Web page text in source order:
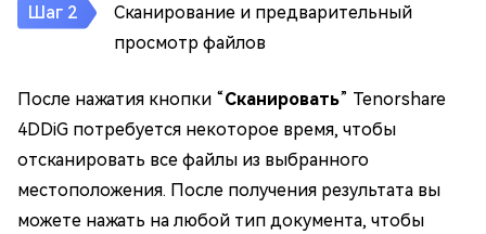
Сканирование и предварительный
просмотр файлов
После нажатия кнопки “Сканировать” Tenorshare
4DDiG потребуется некоторое время, чтобы
отсканировать все файлы из выбранного
местоположения. После получения результата вы
можете нажать на любой тип документа, чтобы